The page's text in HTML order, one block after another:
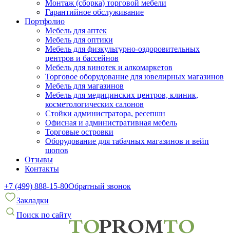
Монтаж (сборка) торговой мебели
Гарантийное обслуживание
Портфолио
Мебель для аптек
Мебель для оптики
Мебель для физкультурно-оздоровительных
центров и бассейнов
Мебель для винотек и алкомаркетов
Торговое оборудование для ювелирных магазинов
Мебель для магазинов
Мебель для медицинских центров, клиник,
косметологических салонов
Стойки администратора, ресепшн
Офисная и административная мебель
Торговые островки
Оборудование для табачных магазинов и вейп
шопов
Отзывы
Контакты
+7 (499) 888-15-80Обратный звонок
Закладки
Поиск по сайту